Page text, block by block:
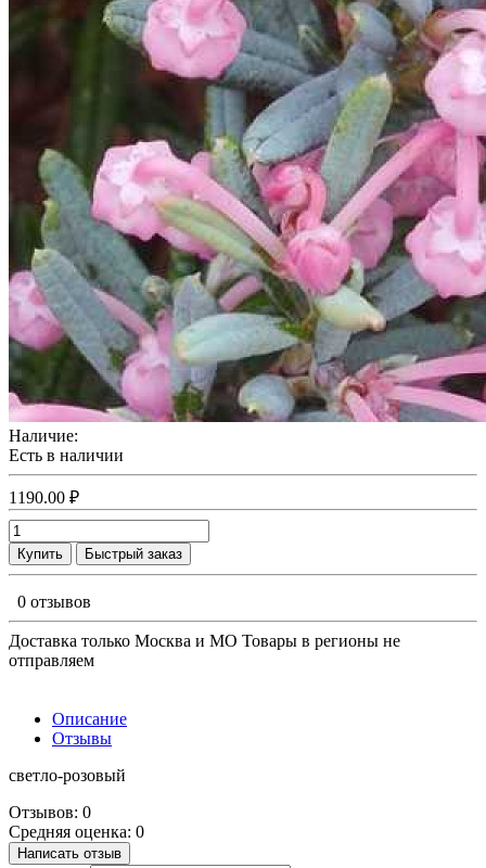
Наличие:
Есть в наличии
1190.00 ₽
Купить Быстрый заказ
0 отзывов
Доставка только Москва и МО Товары в регионы не
отправляем
Описание
Отзывы
светло-розовый
Отзывов: 0
Средняя оценка: 0
Написать отзыв